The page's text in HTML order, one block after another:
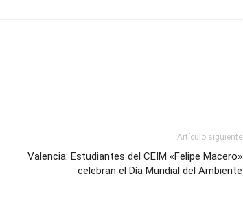
Artículo siguiente
Valencia: Estudiantes del CEIM «Felipe Macero»
celebran el Día Mundial del Ambiente